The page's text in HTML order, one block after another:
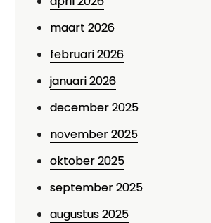
maart 2026
februari 2026
januari 2026
december 2025
november 2025
oktober 2025
september 2025
augustus 2025